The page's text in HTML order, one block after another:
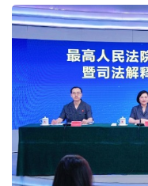
让药品更好触达患者
科创转型到全球布
7月份中国仓储指数
金价大反弹！黄金以